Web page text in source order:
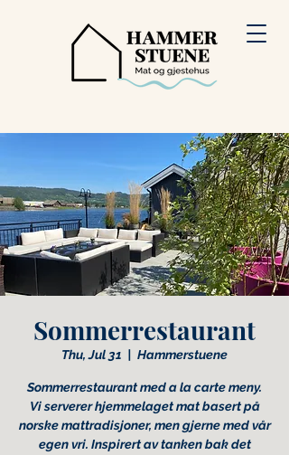
Sommerrestaurant
Thu, Jul 31
  |
Hammerstuene
Sommerrestaurant med a la carte meny.
Vi serverer hjemmelaget mat basert på
norske mattradisjoner, men gjerne med vår
egen vri. Inspirert av tanken bak det